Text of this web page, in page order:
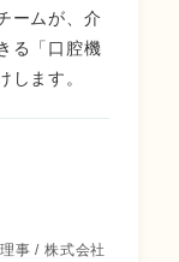
ームが、介
る「口腔機
します。
事 / 株式会社